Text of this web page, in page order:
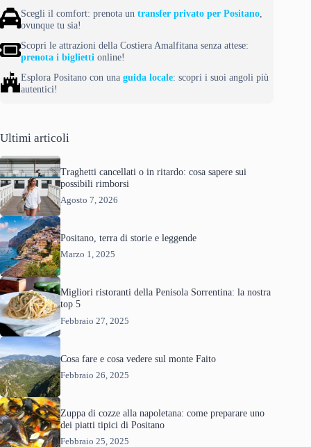
Scegli il comfort: prenota un transfer privato per Positano,
ovunque tu sia!
Scopri le attrazioni della Costiera Amalfitana senza attese:
prenota i biglietti online!
Esplora Positano con una guida locale: scopri i suoi angoli più
autentici!
Ultimi articoli
Traghetti cancellati o in ritardo: cosa sapere sui
possibili rimborsi
Agosto 7, 2026
Positano, terra di storie e leggende
Marzo 1, 2025
Migliori ristoranti della Penisola Sorrentina: la nostra
top 5
Febbraio 27, 2025
Cosa fare e cosa vedere sul monte Faito
Febbraio 26, 2025
Zuppa di cozze alla napoletana: come preparare uno
dei piatti tipici di Positano
Febbraio 25, 2025